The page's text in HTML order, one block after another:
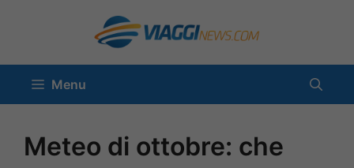
contenuto
Menu
Meteo di ottobre: che